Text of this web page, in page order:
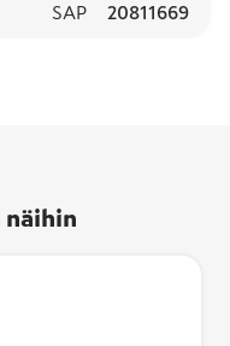
SAP 20811669
näihin